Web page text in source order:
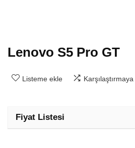
Lenovo S5 Pro GT
Listeme ekle
Fiyat Listesi